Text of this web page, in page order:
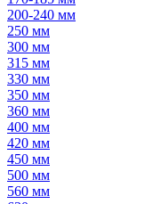
200-240 мм
250 мм
300 мм
315 мм
330 мм
350 мм
360 мм
400 мм
420 мм
450 мм
500 мм
560 мм